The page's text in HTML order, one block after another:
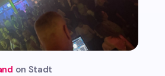
Stadt